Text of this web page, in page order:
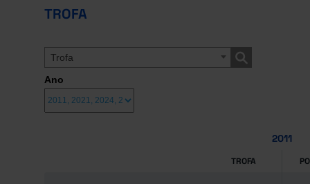
TROFA
Trofa
Ano
2011
TROFA